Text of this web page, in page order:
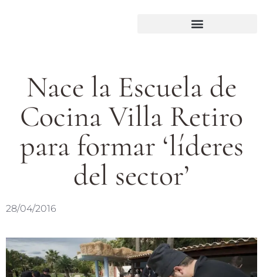
Nace la Escuela de
Cocina Villa Retiro
para formar ‘líderes
del sector’
28/04/2016